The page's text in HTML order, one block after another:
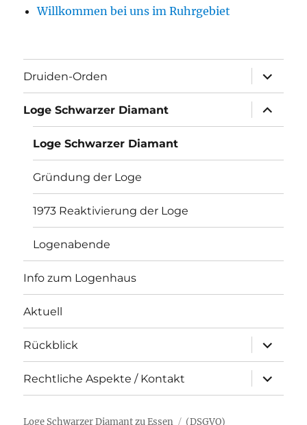
Willkommen bei uns im Ruhrgebiet
Druiden-Orden
öffnen
Loge Schwarzer Diamant
öffnen
Loge Schwarzer Diamant
Gründung der Loge
1973 Reaktivierung der Loge
Logenabende
Info zum Logenhaus
Aktuell
Rückblick
öffnen
Rechtliche Aspekte / Kontakt
öffnen
Loge Schwarzer Diamant zu Essen (DSGVO)